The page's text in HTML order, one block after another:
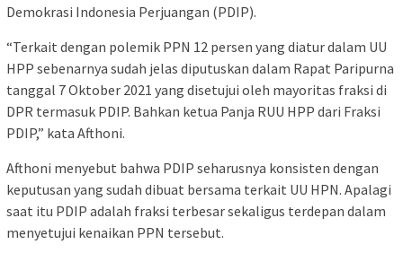
Demokrasi Indonesia Perjuangan (PDIP).
“Terkait dengan polemik PPN 12 persen yang diatur dalam UU
HPP sebenarnya sudah jelas diputuskan dalam Rapat Paripurna
tanggal 7 Oktober 2021 yang disetujui oleh mayoritas fraksi di
DPR termasuk PDIP. Bahkan ketua Panja RUU HPP dari Fraksi
PDIP,” kata Afthoni.
Afthoni menyebut bahwa PDIP seharusnya konsisten dengan
keputusan yang sudah dibuat bersama terkait UU HPN. Apalagi
saat itu PDIP adalah fraksi terbesar sekaligus terdepan dalam
menyetujui kenaikan PPN tersebut.